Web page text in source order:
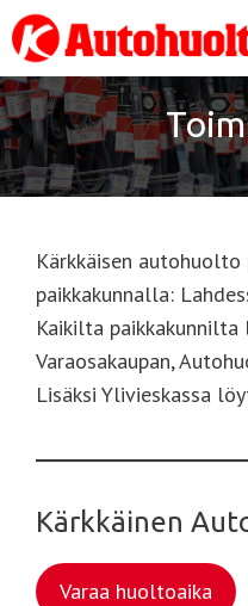
Siirry
sisältöön
Kärkkäisen
paikkakunnalla:
Kaikilta paikkakunnilta
Varaosakaupan,
Lisäksi Ylivieskassa
Kärkkäinen
Varaa huoltoaika